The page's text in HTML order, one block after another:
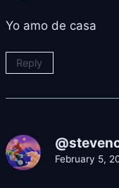
Yo amo de casa
Reply
February 5,